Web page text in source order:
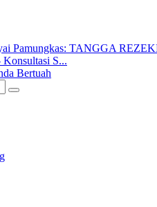
Pamungkas: TANGGA
S...
Bertuah